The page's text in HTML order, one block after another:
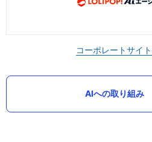
コーポレートサイト
AIへの取り組み